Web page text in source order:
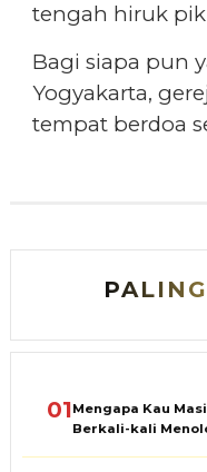
tengah hiruk
Bagi siapa pun
Yogyakarta,
tempat berdoa
01Mengapa Kau
Berkali-kali